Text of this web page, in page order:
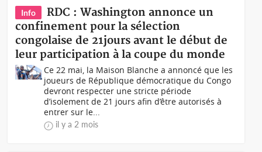
Info
RDC : Washington annonce un
confinement pour la sélection
congolaise de 21jours avant le début de
leur participation à la coupe du monde
Ce 22 mai, la Maison Blanche a annoncé que les
joueurs de République démocratique du Congo
devront respecter une stricte période
d’isolement de 21 jours afin d’être autorisés à
entrer sur le...
il y a 2 mois